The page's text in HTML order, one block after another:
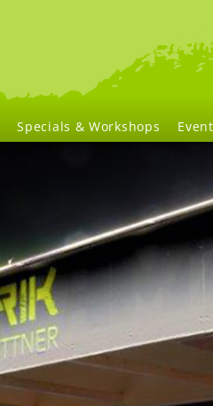
Specials & Workshops